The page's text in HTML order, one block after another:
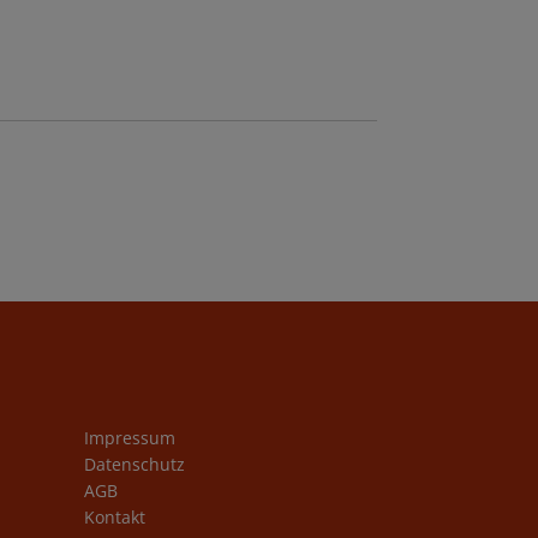
Impressum
Datenschutz
AGB
Kontakt